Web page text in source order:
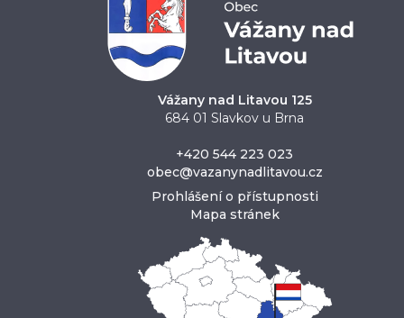
Vážany nad Litavou 125
684 01 Slavkov u Brna
+420 544 223 023
obec@vazanynadlitavou.cz
Prohlášení o přístupnosti
Mapa stránek